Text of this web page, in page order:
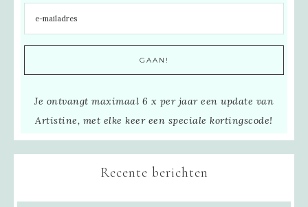
Je ontvangt maximaal 6 x per jaar een update van
Artistine, met elke keer een speciale kortingscode!
Recente berichten